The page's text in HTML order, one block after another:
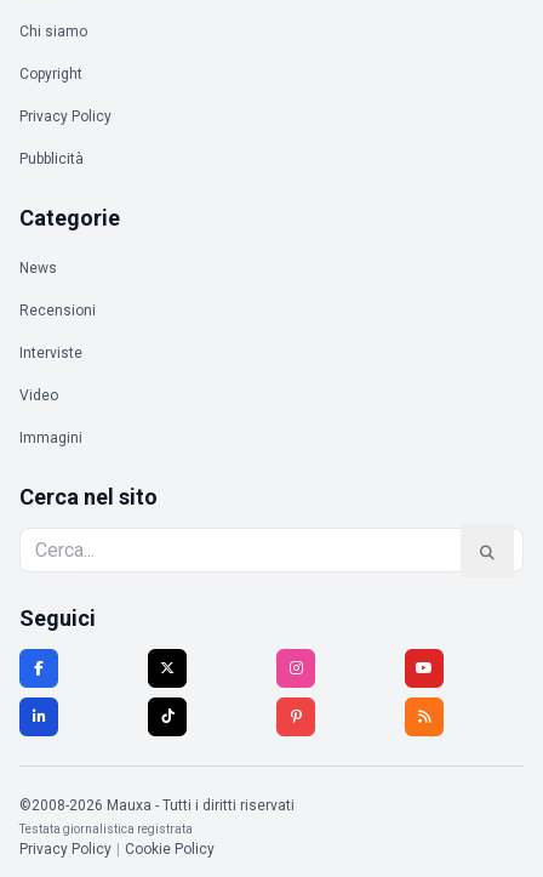
Chi siamo
Copyright
Privacy Policy
Pubblicità
Categorie
News
Recensioni
Interviste
Video
Immagini
Cerca nel sito
Seguici
©2008-2026 Mauxa - Tutti i diritti riservati
Testata giornalistica registrata
Privacy Policy Cookie Policy